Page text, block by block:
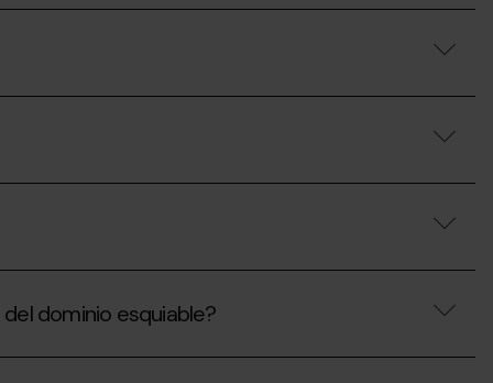
dominio esquiable?